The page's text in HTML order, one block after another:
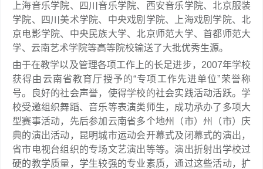
上海音乐学院、四川音乐学院、西安音乐学院、北京服装
学院、四川美术学院、中央戏剧学院、上海戏剧学院、北
京电影学院、中央民族大学、北京师范大学、首都师范大
学、云南艺术学院等高等院校输送了大批优秀生源。
由于在教学以及管理各项工作上的长足进步，2007年学校
获得由云南省教育厅授予的“专项工作先进单位”荣誉称
号。良好的社会声誉，使得学校的社会实践活动活跃。学
校受邀组织舞蹈、音乐等表演类师生，成功承办了多项大
型赛事活动，先后参加云南省多个地州（市）州（市）庆
典的演出活动，昆明城市运动会开幕式及闭幕式的演出，
省市电视台组织的专场文艺演出等等。演出折射出学校过
硬的教学质量，学生较强的专业素质，通过这些活动，扩